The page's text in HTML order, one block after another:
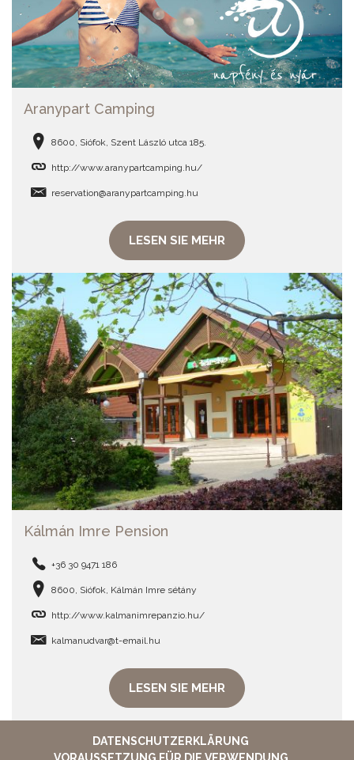
Aranypart Camping
8600, Siófok, Szent László utca 185.
http://www.aranypartcamping.hu/
reservation@aranypartcamping.hu
LESEN SIE MEHR
Kálmán Imre Pension
+36 30 9471 186
8600, Siófok, Kálmán Imre sétány
http://www.kalmanimrepanzio.hu/
kalmanudvar@t-email.hu
LESEN SIE MEHR
DATENSCHUTZERKLÄRUNG